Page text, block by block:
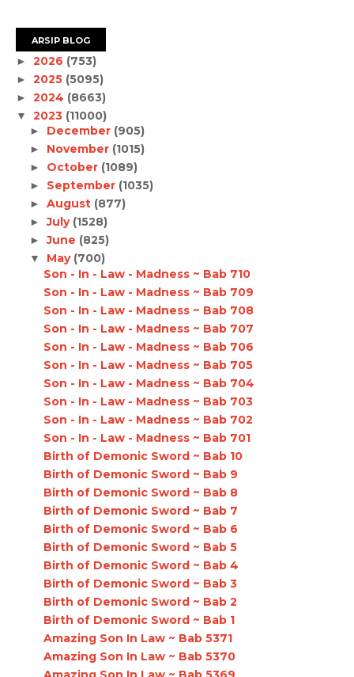
ARSIP BLOG
► 2026 (753)
► 2025 (5095)
► 2024 (8663)
▼ 2023 (11000)
► December (905)
► November (1015)
► October (1089)
► September (1035)
► August (877)
►July (1528)
►June (825)
▼ May (700)
Son - In - Law - Madness ~ Bab 710
Son - In - Law - Madness ~ Bab 709
Son - In - Law - Madness ~ Bab 708
Son - In - Law - Madness ~ Bab 707
Son - In - Law - Madness ~ Bab 706
Son - In - Law - Madness ~ Bab 705
Son - In - Law - Madness ~ Bab 704
Son - In - Law - Madness ~ Bab 703
Son - In - Law - Madness ~ Bab 702
Son - In - Law - Madness ~ Bab 701
Birth of Demonic Sword ~ Bab 10
Birth of Demonic Sword ~ Bab 9
Birth of Demonic Sword ~ Bab 8
Birth of Demonic Sword ~ Bab 7
Birth of Demonic Sword ~ Bab 6
Birth of Demonic Sword ~ Bab 5
Birth of Demonic Sword ~ Bab 4
Birth of Demonic Sword ~ Bab 3
Birth of Demonic Sword ~ Bab 2
Birth of Demonic Sword ~ Bab 1
Amazing Son In Law ~ Bab 5371
Amazing Son In Law ~ Bab 5370